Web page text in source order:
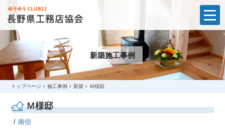
t
o
g
g
l
e
n
a
v
t
i
新築施工事例
トップページ 施工事例 新築 Ｍ様邸
Ｍ様邸
南信